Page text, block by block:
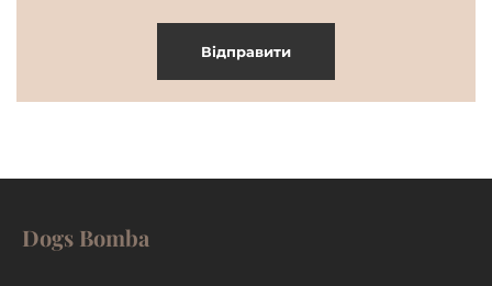
Відправити
Dogs Bomba